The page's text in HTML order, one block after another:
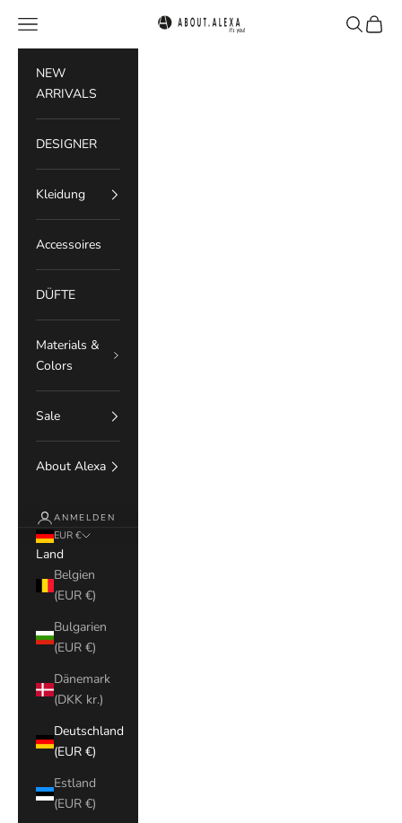
ABOUT.ALEXA
Menü Suchen
NEW
ARRIVALS
DESIGNER
Kleidung
Accessoires
DÜFTE
Materials &
Colors
Sale
About Alexa
ANMELDEN
EUR €
Land
Belgien
(EUR €)
Bulgarien
(EUR €)
Dänemark
(DKK kr.)
Deutschland
(EUR €)
Estland
(EUR €)